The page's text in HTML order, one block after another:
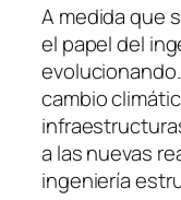
A medida que
el papel del
cambio
a las nuevas
ingeniería